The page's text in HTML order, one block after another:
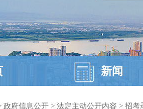
新闻
政府信息公开 > 法定主动公开内容 > 招考